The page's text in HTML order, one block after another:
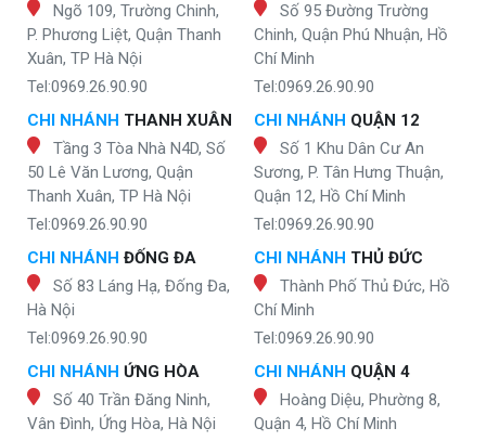
Ngõ 109, Trường Chinh,
P. Phương Liệt, Quận Thanh
Xuân, TP Hà Nội
Tel:0969.26.90.90
CHI NHÁNH THANH XUÂN
Tầng 3 Tòa Nhà N4D, Số
50 Lê Văn Lương, Quận
Thanh Xuân, TP Hà Nội
Tel:0969.26.90.90
CHI NHÁNH ĐỐNG ĐA
Số 83 Láng Hạ, Đống Đa,
Hà Nội
Tel:0969.26.90.90
CHI NHÁNH ỨNG HÒA
Số 40 Trần Đăng Ninh,
Vân Đình, Ứng Hòa, Hà Nội
Số 95 Đường Trường
Chinh, Quận Phú Nhuận, Hồ
Chí Minh
Tel:0969.26.90.90
CHI NHÁNH QUẬN 12
Số 1 Khu Dân Cư An
Sương, P. Tân Hưng Thuận,
Quận 12, Hồ Chí Minh
Tel:0969.26.90.90
CHI NHÁNH THỦ ĐỨC
Thành Phố Thủ Đức, Hồ
Chí Minh
Tel:0969.26.90.90
CHI NHÁNH QUẬN 4
Hoàng Diệu, Phường 8,
Quận 4, Hồ Chí Minh